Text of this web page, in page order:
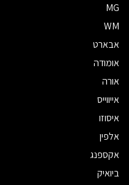
MG
WM
אבארט
אומודה
אורה
אייווייס
איסוזו
אלפין
אקספנג
ביואיק